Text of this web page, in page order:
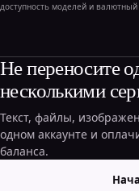
доступность моделей и валютный
Не переносите
несколькими
Текст, файлы,
одном аккаунте и
баланса.